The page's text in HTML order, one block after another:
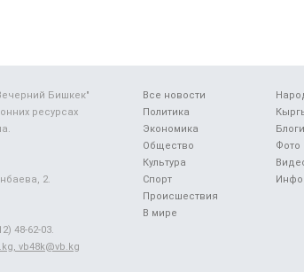
Все новости
Политика
Экономика
Общество
Культура
Спорт
Происшествия
В мире
Блоги
Фото
Бишкек"
ресурсах
2.
48-62-03.
vb48k@vb.kg